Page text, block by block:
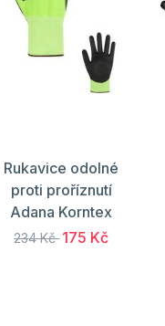
Rukavice odolné
proti proříznutí
Adana Korntex
234 Kč 175 Kč